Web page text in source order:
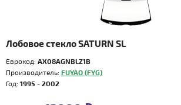
Лобовое стекло SATURN SL
Еврокод: AX08AGNBLZ1B
Производитель: FUYAO (FYG)
Год: 1995 - 2002